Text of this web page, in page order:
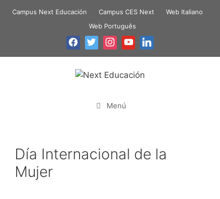
Campus Next Educación Campus CES Next
Web Italiano
Web Português
Menú
Día Internacional de la
Mujer